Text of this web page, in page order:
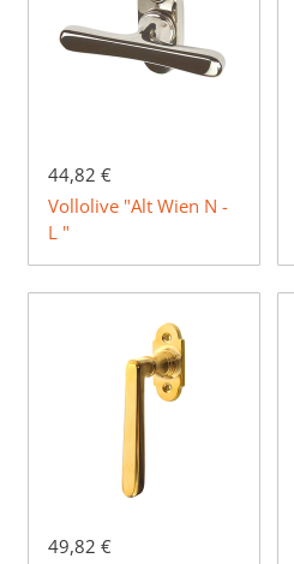
44,82 €
Vollolive "Alt Wien N -
L "
49,82 €